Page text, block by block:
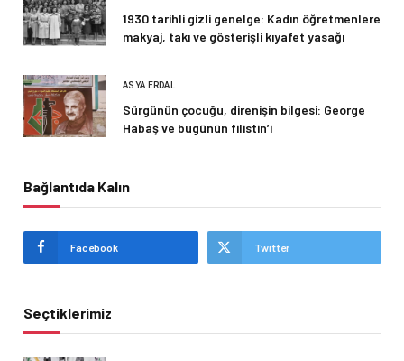
1930 tarihli gizli genelge: Kadın öğretmenlere
makyaj, takı ve gösterişli kıyafet yasağı
ASYA ERDAL
Sürgünün çocuğu, direnişin bilgesi: George
Habaş ve bugünün filistin’i
Bağlantıda Kalın
Facebook Twitter
Seçtiklerimiz